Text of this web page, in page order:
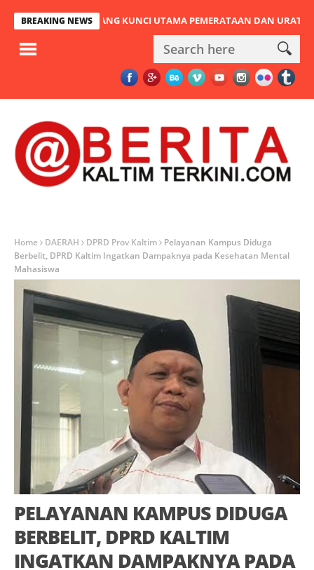
BREAKING NEWS
PULAU BALANG KUNCI UTAMA PEMERATAAN DAN URAT NADI
Home DAERAH DPRD Prov Kaltim
Pelayanan Kampus Diduga
Berbelit, DPRD Kaltim Ingatkan Dampaknya pada Kesehatan Mental
Mahasiswa
PELAYANAN KAMPUS DIDUGA
BERBELIT, DPRD KALTIM
INGATKAN DAMPAKNYA PADA